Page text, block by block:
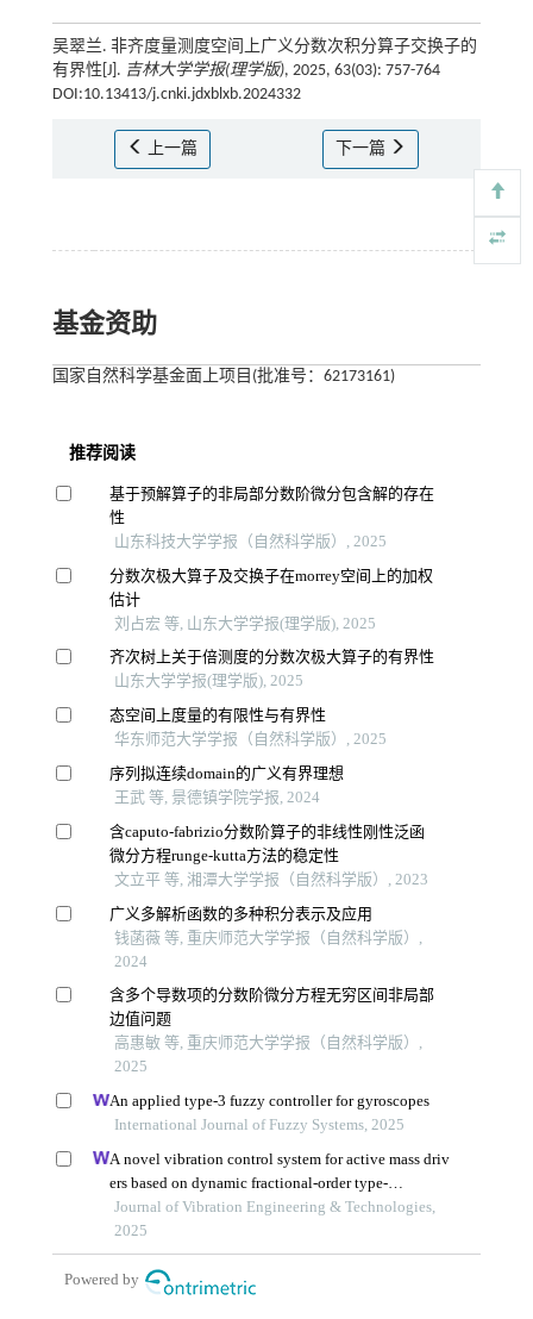
吴翠兰. 非齐度量测度空间上广义分数次积分算子交换子的
有界性[J]. 吉林大学学报(理学版), 2025, 63(03): 757-764
DOI:10.13413/j.cnki.jdxblxb.2024332
上一篇 下一篇
基金资助
国家自然科学基金面上项目(批准号：62173161)